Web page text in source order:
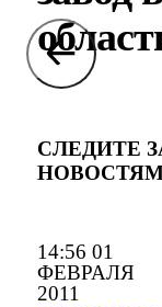
14:56 01
ФЕВРАЛЯ
2011
СЛЕДИТЕ